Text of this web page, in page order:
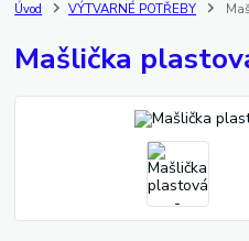
Úvod VÝTVARNÉ POTŘEBY
Mašlička